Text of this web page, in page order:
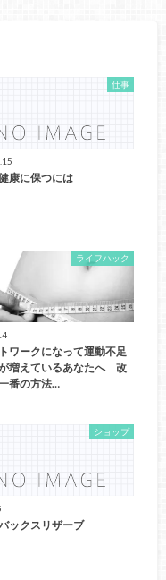
仕事
康に保つには
ライフハック
ワークになって運動不足
増えているあなたへ 改
番の方法…
ショップ
ックスリザーブ